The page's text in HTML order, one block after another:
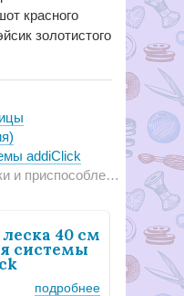
красного
золотистого
addiClick
приспособления
40 см
системы
подробнее